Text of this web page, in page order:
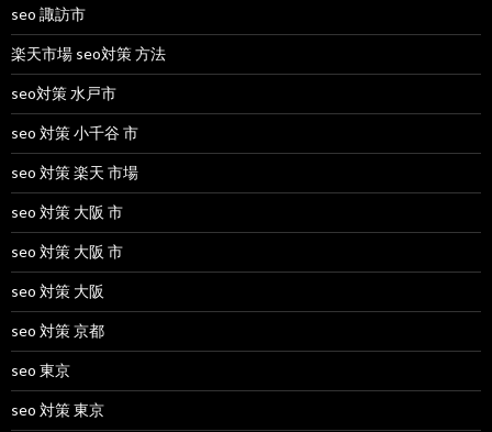
seo 諏訪市
楽天市場 seo対策 方法
seo対策 水戸市
seo 対策 小千谷 市
seo 対策 楽天 市場
seo 対策 大阪 市
seo 対策 大阪 市
seo 対策 大阪
seo 対策 京都
seo 東京
seo 対策 東京